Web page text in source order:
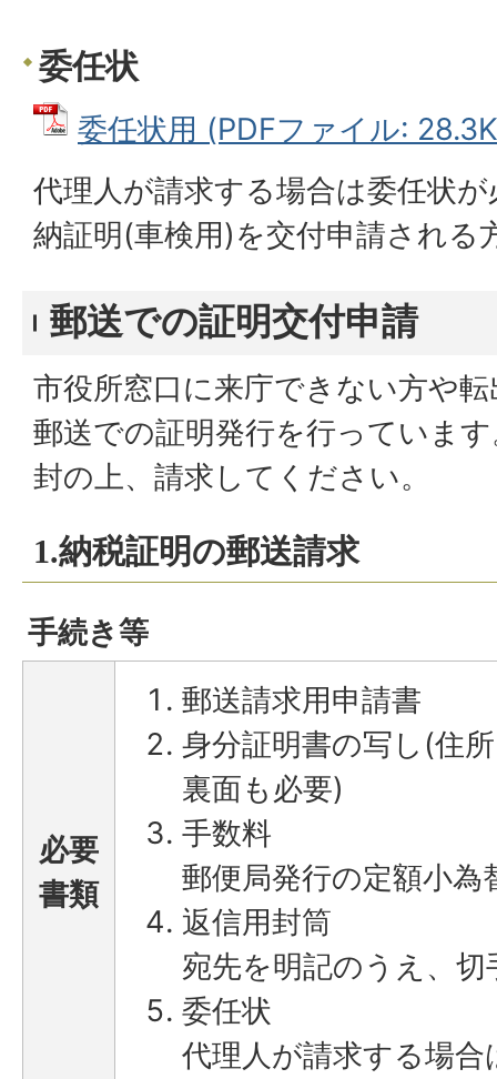
委任状
委任状用 (PDFファイル:
代理人が請求する場合は委任状
納証明(車検用)を交付申請される
郵送での証明交付申請
市役所窓口に来庁できない方や
郵送での証明発行を行っていま
封の上、請求してください。
1.納税証明の郵送請求
手続き等
必要
書類
郵送請求用申請書
身分証明書の写し(住
裏面も必要)
手数料
郵便局発行の定額小
返信用封筒
宛先を明記のうえ、
委任状
代理人が請求する場合